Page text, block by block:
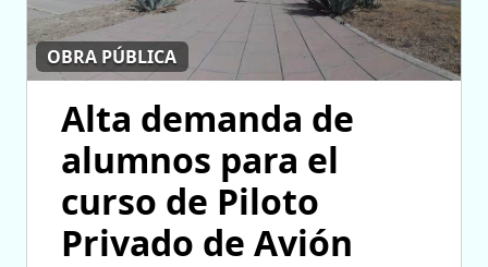
OBRA PÚBLICA
Alta demanda de
alumnos para el
curso de Piloto
Privado de Avión